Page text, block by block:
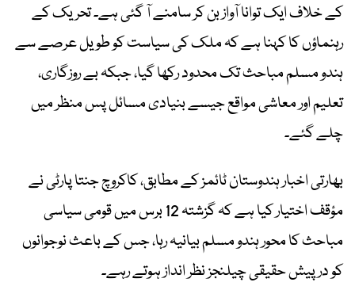
کے خلاف ایک توانا آواز بن کر سامنے آ گئی ہے۔ تحریک کے
رہنماؤں کا کہنا ہے کہ ملک کی سیاست کو طویل عرصے سے
ہندو مسلم مباحث تک محدود رکھا گیا، جبکہ بے روزگاری،
تعلیم اور معاشی مواقع جیسے بنیادی مسائل پس منظر میں
چلے گئے۔
بھارتی اخبار ہندوستان ٹائمز کے مطابق، کاکروچ جنتا پارٹی نے
مؤقف اختیار کیا ہے کہ گزشتہ 12 برس میں قومی سیاسی
مباحث کا محور ہندو مسلم بیانیہ رہا، جس کے باعث نوجوانوں
کو درپیش حقیقی چیلنجز نظر انداز ہوتے رہے۔